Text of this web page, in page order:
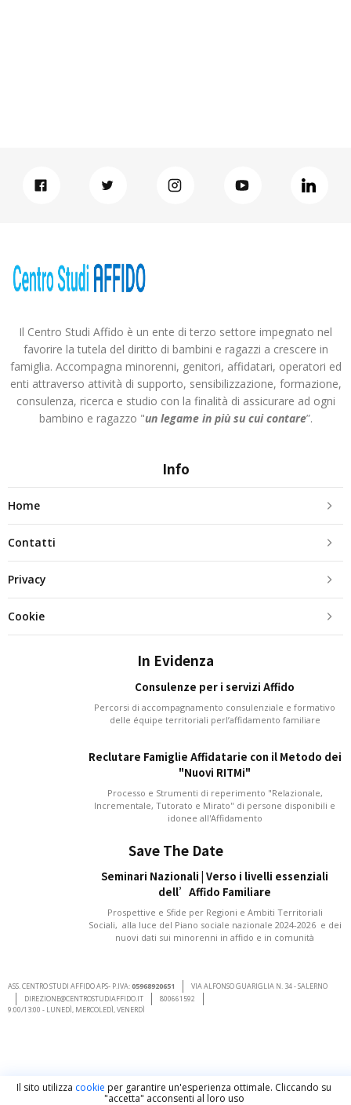
Il Centro Studi Affido è un ente di terzo settore impegnato nel
favorire la tutela del diritto di bambini e ragazzi a crescere in
famiglia. Accompagna minorenni, genitori, affidatari, operatori ed
enti attraverso attività di supporto, sensibilizzazione, formazione,
consulenza, ricerca e studio con la finalità di assicurare ad ogni
bambino e ragazzo "un legame in più su cui contare”.
Info
Home
Contatti
Privacy
Cookie
In Evidenza
Consulenze per i servizi Affido
Percorsi di accompagnamento consulenziale e formativo
delle équipe territoriali perl’affidamento familiare
Reclutare Famiglie Affidatarie con il Metodo dei
"Nuovi RITMi"
Processo e Strumenti di reperimento "Relazionale,
Incrementale, Tutorato e Mirato" di persone disponibili e
idonee all'Affidamento
Save The Date
Seminari Nazionali | Verso i livelli essenziali
dell’Affido Familiare
Prospettive e Sfide per Regioni e Ambiti Territoriali
Sociali, alla luce del Piano sociale nazionale 2024-2026 e dei
nuovi dati sui minorenni in affido e in comunità
ASS. CENTRO STUDI AFFIDO APS- P.IVA:05968920651
VIA ALFONSO GUARIGLIA N. 34 - SALERNO
DIREZIONE@CENTROSTUDIAFFIDO.IT
800661592
9:00/13:00 - LUNEDÌ, MERCOLEDÌ, VENERDÌ
Il sito utilizza cookie per garantire un'esperienza ottimale. Cliccando su
"accetta" acconsenti al loro uso